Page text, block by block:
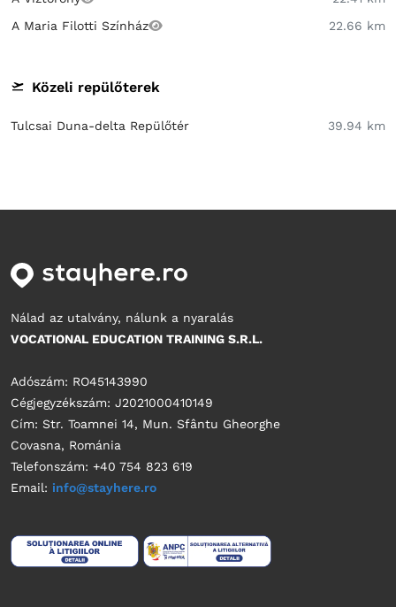
A Maria Filotti Színház
22.66 km
Közeli repülőterek
Tulcsai Duna-delta Repülőtér 39.94 km
Nálad az utalvány, nálunk a nyaralás
VOCATIONAL EDUCATION TRAINING S.R.L.
Adószám: RO45143990
Cégjegyzékszám: J2021000410149
Cím: Str. Toamnei 14, Mun. Sfântu Gheorghe
Covasna, Románia
Telefonszám: +40 754 823 619
Email: info@stayhere.ro